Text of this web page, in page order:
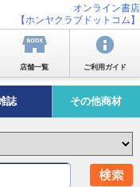
オンライン書店
【ホンヤクラブドットコム】
店舗一覧 ご利用ガイド
誌 その他商材